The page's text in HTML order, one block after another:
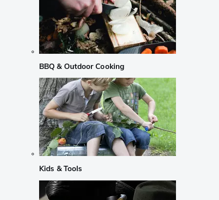
BBQ & Outdoor Cooking
Kids & Tools